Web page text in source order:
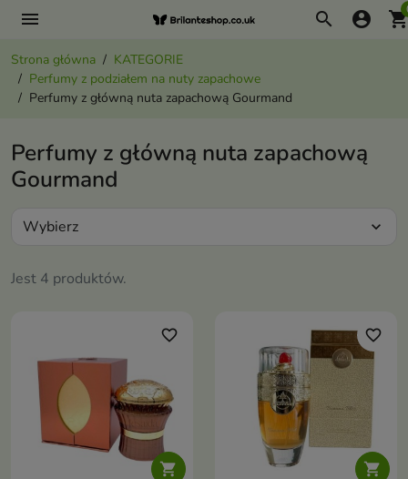
menu search account_circle
Strona główna
KATEGORIE
Perfumy z podziałem na nuty zapachowe
Perfumy z główną nuta zapachową Gourmand
Perfumy z główną nuta zapachową
Gourmand
Jest 4 produktów.
Wybierz expand_more

favorite_border

favorite_border